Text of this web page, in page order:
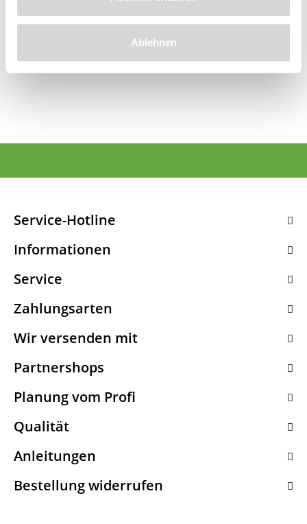
Ablehnen
Lieferzeit: 4 - 9 Werktage Lieferzeit: 4 - 9 Werktage
74,99 €
Service-Hotline
Informationen
Service
Zahlungsarten
Wir versenden mit
Partnershops
Planung vom Profi
Qualität
Anleitungen
Bestellung widerrufen